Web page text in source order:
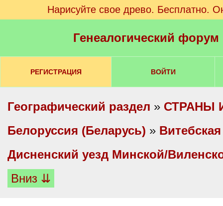
Нарисуйте свое древо. Бесплатно.
Генеалогический
РЕГИСТРАЦИЯ ВОЙТИ
Географический раздел » СТРАНЫ
Белоруссия (Беларусь) »
Дисненский уезд Минской/
Вниз ⇊